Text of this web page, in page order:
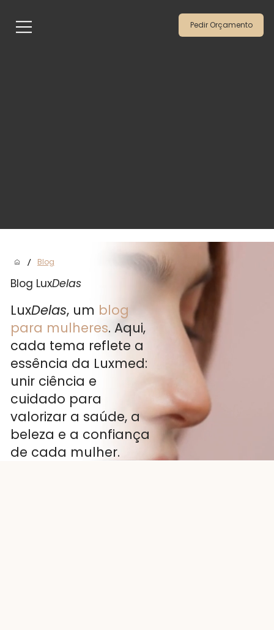
/ Blog
Blog LuxDelas
LuxDelas, um blog
para mulheres. Aqui,
cada tema reflete a
essência da Luxmed:
unir ciência e
cuidado para
valorizar a saúde, a
beleza e a confiança
de cada mulher.
Pedir Orçamento